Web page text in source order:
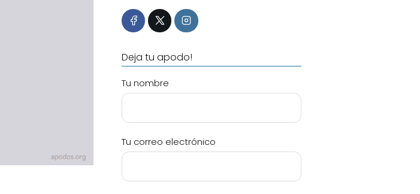
Deja tu apodo!
Tu nombre
Tu correo electrónico